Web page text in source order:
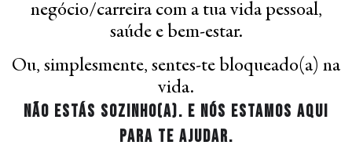
negócio/carreira com a tua vida pessoal,
saúde e bem-estar.
Ou, simplesmente, sentes-te bloqueado(a) na
vida.
Não estás sozinho(a). E nós estamos aqui
para te ajudar.